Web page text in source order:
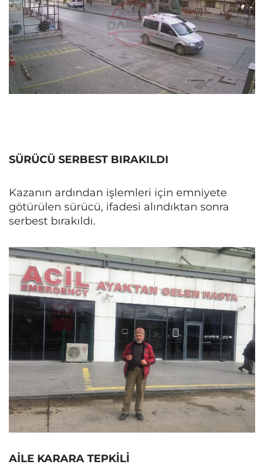
SÜRÜCÜ SERBEST BIRAKILDI
Kazanın ardından işlemleri için emniyete
götürülen sürücü, ifadesi alındıktan sonra
serbest bırakıldı.
AİLE KARARA TEPKİLİ